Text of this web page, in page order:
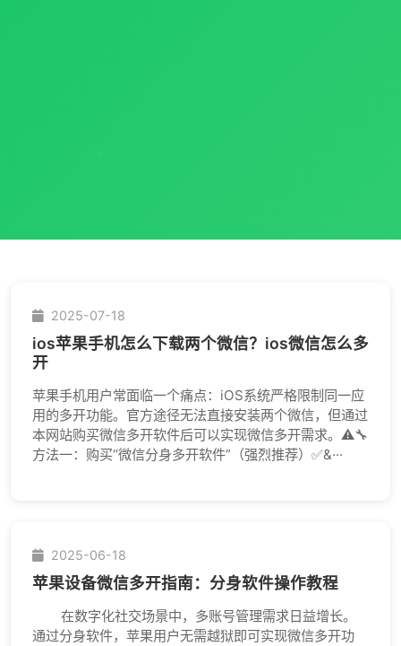
2025-07-18
ios苹果手机怎么下载两个微信？ios微信怎么多
开
苹果手机用户常面临一个痛点：iOS系统严格限制同一应
用的多开功能。官方途径无法直接安装两个微信，但通过
本网站购买微信多开软件后可以实现微信多开需求。⚠️🔧
方法一：购买“微信分身多开软件”（强烈推荐）✅&···
2025-06-18
苹果设备微信多开指南：分身软件操作教程
在数字化社交场景中，多账号管理需求日益增长。
通过分身软件，苹果用户无需越狱即可实现微信多开功